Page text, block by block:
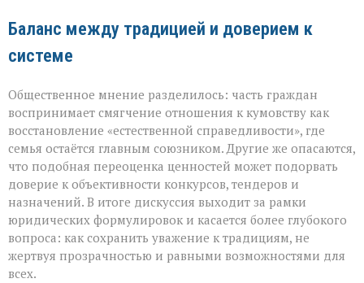
Баланс между традицией и доверием к
системе
Общественное мнение разделилось: часть граждан
воспринимает смягчение отношения к кумовству как
восстановление «естественной справедливости», где
семья остаётся главным союзником. Другие же опасаются,
что подобная переоценка ценностей может подорвать
доверие к объективности конкурсов, тендеров и
назначений. В итоге дискуссия выходит за рамки
юридических формулировок и касается более глубокого
вопроса: как сохранить уважение к традициям, не
жертвуя прозрачностью и равными возможностями для
всех.